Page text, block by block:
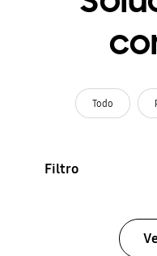
Todo
Filtro